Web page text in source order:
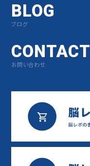
BLOG
ブログ
CONTACT
お問い合わせ